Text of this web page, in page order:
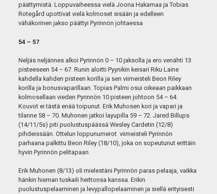
päättymistä. Loppuvaiheessa vielä Joona Hakamaa ja Tobias
Rotegård upottivat vielä kolmoset sisään ja edelleen
vähäkorinen jakso päättyi Pyrinnön johtaessa
54 – 57
Neljäs neljännes alkoi Pyrinnön 0 – 10 jaksolla ja ero venähti 13
pisteeseen 54 – 67. Runin aloitti Pyynikin keisari Riku Laine
kahdella kahden pisteen korilla ja sen viimeisteli Beon Riley
korilla ja bonusvaparillaan. Topias Palmi osui oikeaan paikkaan
kolmosellaan vieden Pyrinnön 10 pisteen johtoon 54 – 64.
Kouvot ei tästä enää toipunut. Erik Muhosen kori ja vapari ja
tilanne 58 – 70. Muhonen jatkoi layupilla 59 – 72. Jared Billups
(14/11/5s) piti puolustuspäässä Wesley Cardetin (12/8)
pihdeissään. Ottelun loppunumerot viimeisteli Pyrinnön
parhaana palkittu Beon Riley (18/10), joka on sopeutunut erittäin
hyvin Pyrinnön pelitapaan.
Erik Muhonen (8/13) oli mielestäni Pyrinnön paras pelaaja, vaikka
hänkin hieman tuskaili heittonsa kanssa. Erikin
puolustuspelaaminen ja levypallopelaaminen ja siellä erityisesti